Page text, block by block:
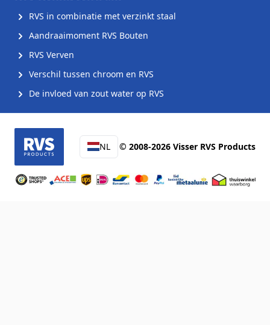
RVS in combinatie met verzinkt staal
Aandraaimoment RVS Bouten
RVS Verven
Verschil tussen chroom en RVS
De invloed van zout water op RVS
NL © 2008-2026 Visser RVS Products